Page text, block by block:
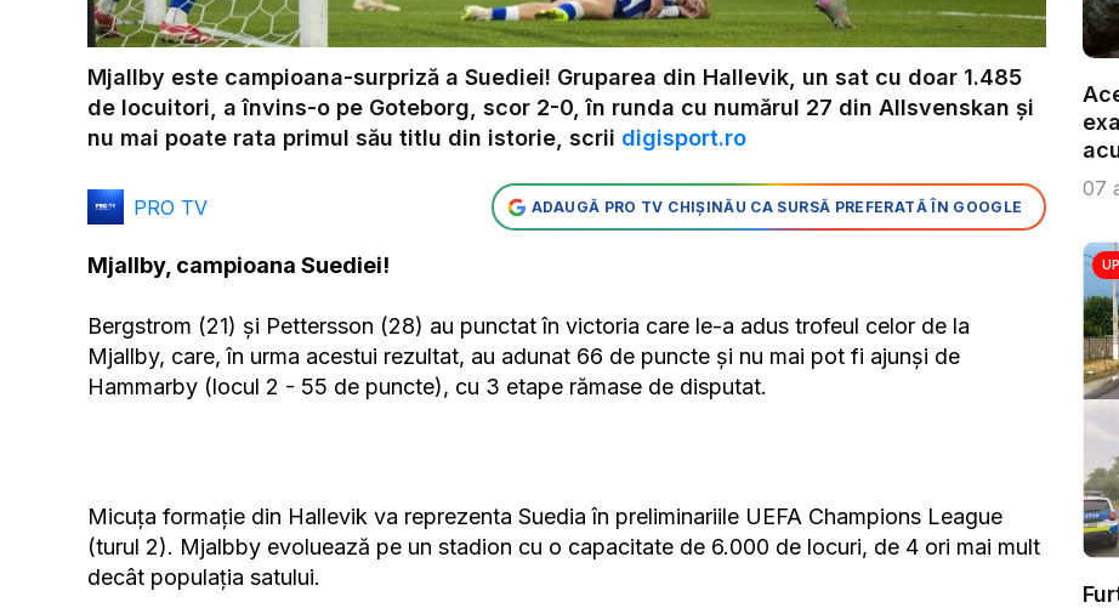
Mjallby este campioana-surpriză a Suediei! Gruparea din Hallevik, un sat cu doar 1.485
de locuitori, a învins-o pe Goteborg, scor 2-0, în runda cu numărul 27 din Allsvenskan și
nu mai poate rata primul său titlu din istorie, scrii digisport.ro
PRO TV ADAUGĂ PRO TV CHIȘINĂU CA SURSĂ PREFERATĂ ÎN GOOGLE
Mjallby, campioana Suediei!
Bergstrom (21) și Pettersson (28) au punctat în victoria care le-a adus trofeul celor de la
Mjallby, care, în urma acestui rezultat, au adunat 66 de puncte și nu mai pot fi ajunși de
Hammarby (locul 2 - 55 de puncte), cu 3 etape rămase de disputat.
Micuța formație din Hallevik va reprezenta Suedia în preliminariile UEFA Champions League
(turul 2). Mjalbby evoluează pe un stadion cu o capacitate de 6.000 de locuri, de 4 ori mai mult
decât populația satului.
07